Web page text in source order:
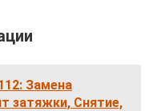
Замена
затяжки, Снятие,